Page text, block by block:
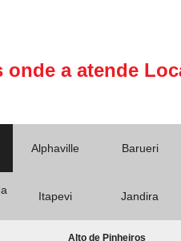
onde a atende
Alphaville Barueri
Itapevi Jandira
Alto de Pinheiros